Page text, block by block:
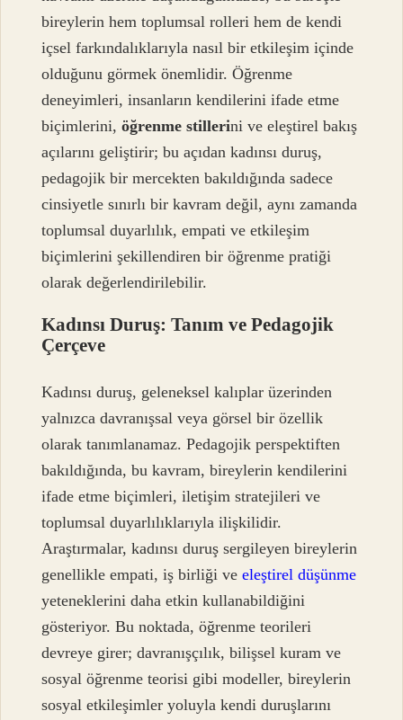
bireylerin hem toplumsal rolleri hem de kendi
içsel farkındalıklarıyla nasıl bir etkileşim içinde
olduğunu görmek önemlidir. Öğrenme
deneyimleri, insanların kendilerini ifade etme
biçimlerini,öğrenme stillerini ve eleştirel bakış
açılarını geliştirir; bu açıdan kadınsı duruş,
pedagojik bir mercekten bakıldığında sadece
cinsiyetle sınırlı bir kavram değil, aynı zamanda
toplumsal duyarlılık, empati ve etkileşim
biçimlerini şekillendiren bir öğrenme pratiği
olarak değerlendirilebilir.
Kadınsı Duruş: Tanım ve Pedagojik
Çerçeve
Kadınsı duruş, geleneksel kalıplar üzerinden
yalnızca davranışsal veya görsel bir özellik
olarak tanımlanamaz. Pedagojik perspektiften
bakıldığında, bu kavram, bireylerin kendilerini
ifade etme biçimleri, iletişim stratejileri ve
toplumsal duyarlılıklarıyla ilişkilidir.
Araştırmalar, kadınsı duruş sergileyen bireylerin
genellikle empati, iş birliği veeleştirel düşünme
yeteneklerini daha etkin kullanabildiğini
gösteriyor. Bu noktada, öğrenme teorileri
devreye girer; davranışçılık, bilişsel kuram ve
sosyal öğrenme teorisi gibi modeller, bireylerin
sosyal etkileşimler yoluyla kendi duruşlarını